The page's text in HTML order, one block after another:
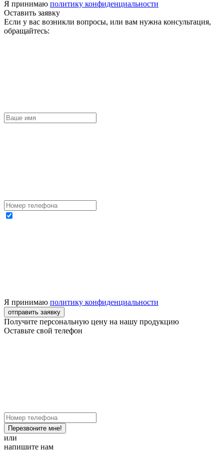
Я принимаю политику конфиденциальности
Оставить заявку
Если у вас возникли вопросы, или вам нужна консультация,
обращайтесь:
Я принимаю политику конфиденциальности
отправить заявку
Получите персональную цену на нашу продукцию
Оставьте свой телефон
Перезвоните мне!
или
напишите нам